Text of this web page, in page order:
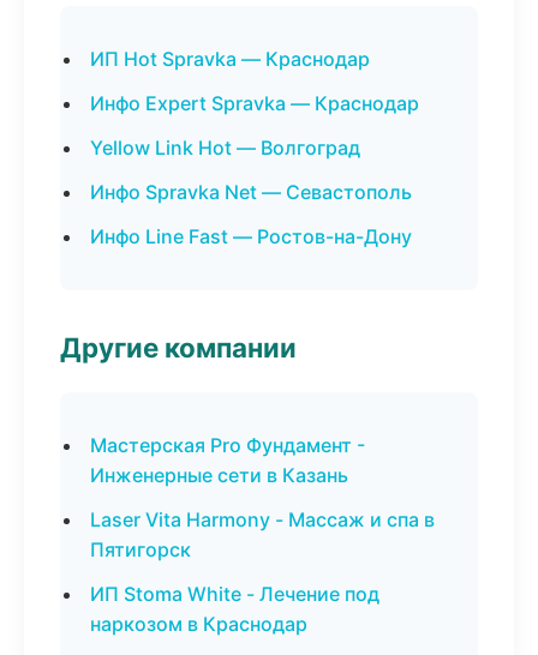
ИП Hot Spravka — Краснодар
Инфо Expert Spravka — Краснодар
Yellow Link Hot — Волгоград
Инфо Spravka Net — Севастополь
Инфо Line Fast — Ростов-на-Дону
Другие компании
Мастерская Pro Фундамент -
Инженерные сети в Казань
Laser Vita Harmony - Массаж и спа в
Пятигорск
ИП Stoma White - Лечение под
наркозом в Краснодар